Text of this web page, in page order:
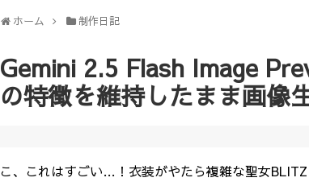
ホーム 制作日記
Gemini 2.5 Flash Image
の特徴を維持したまま画像
こ、これはすごい…！衣装がやたら複雑な聖女BLITZ